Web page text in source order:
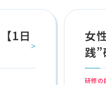
1日
女
践”
研修の